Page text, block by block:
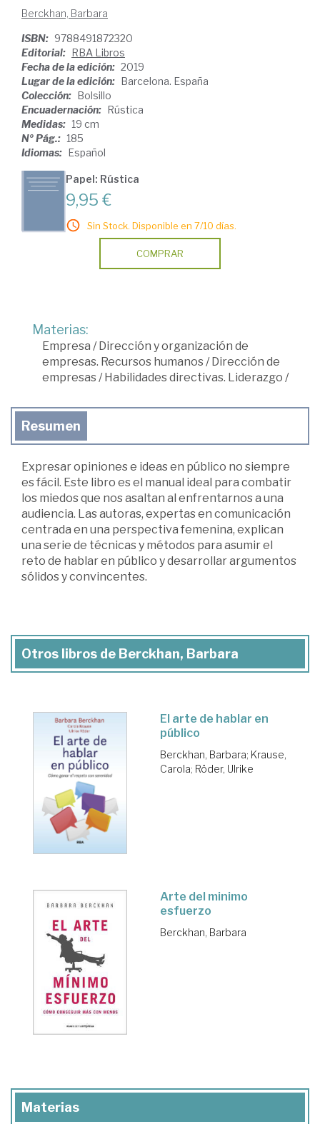
Berckhan, Barbara
ISBN: 9788491872320
Editorial: RBA Libros
Fecha de la edición: 2019
Lugar de la edición: Barcelona. España
Colección: Bolsillo
Encuadernación: Rústica
Medidas: 19 cm
Nº Pág.: 185
Idiomas: Español
Papel: Rústica
9,95 €
Sin Stock. Disponible en 7/10 días.
COMPRAR
Materias:
Empresa /Dirección y organización de
empresas. Recursos humanos /Dirección de
empresas /Habilidades directivas. Liderazgo /
Resumen
Expresar opiniones e ideas en público no siempre
es fácil. Este libro es el manual ideal para com­batir
los miedos que nos asaltan al enfrentarnos a una
audiencia. Las autoras, expertas en comu­nicación
centrada en una perspectiva femenina, explican
una serie de técnicas y métodos para asumir el
reto de hablar en público y desarrollar argumentos
sólidos y convincentes.
Otros libros de Berckhan, Barbara
El arte de hablar en
público
Berckhan, Barbara; Krause,
Carola; Röder, Ulrike
Arte del minimo
esfuerzo
Berckhan, Barbara
Materias